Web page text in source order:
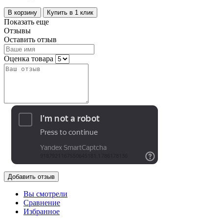
В корзину Купить в 1 клик
Показать еще
Отзывы
Оставить отзыв
Оценка товара
Добавить отзыв
Вы смотрели
Сравнение
Избранное